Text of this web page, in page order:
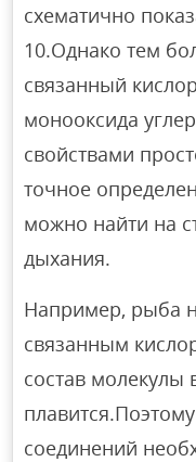
схематично
10.Однако тем
связанный
монооксида
свойствами
точное
можно найти на
дыхания.
Например, рыба
связанным
состав
соединений